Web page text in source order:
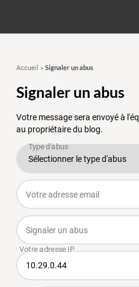
Accueil » Signaler un abus
Signaler un abus
Votre message sera envoyé à
au propriétaire du blog.